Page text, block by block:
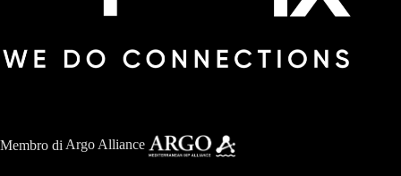
Membro di Argo Alliance